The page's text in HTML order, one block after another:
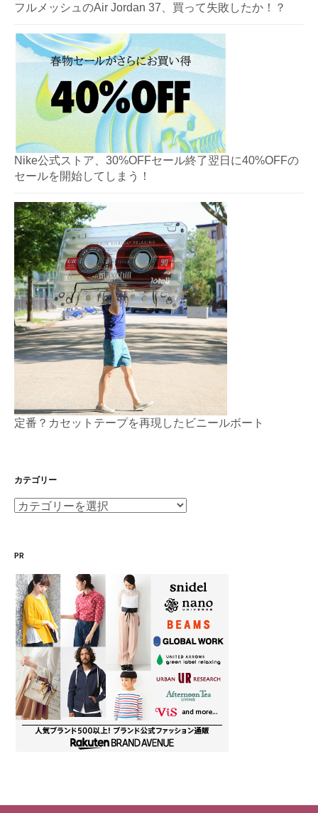
フルメッシュのAir Jordan 37、買って失敗したか！？
Nike公式ストア、30%OFFセール終了翌日に40%OFFの
セールを開始してしまう！
定番？カセットテープを再現したビニールボート
カテゴリー
カ
リ
ー
PR